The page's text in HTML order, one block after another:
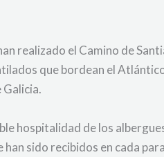
realizado el Camino de
que bordean el
hospitalidad de los
sido recibidos en cada